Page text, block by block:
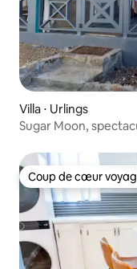
Villa ⋅ Urlings
Sugar Moon,
Coup de cœur
Coup de cœur